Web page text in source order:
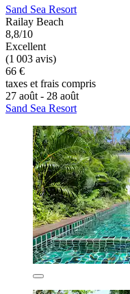
Sand Sea Resort
Railay Beach
8,8/10
Excellent
(1 003 avis)
66 €
taxes et frais compris
27 août - 28 août
Sand Sea Resort